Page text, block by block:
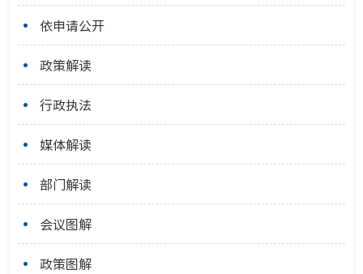
依申请公开
政策解读
行政执法
媒体解读
部门解读
会议图解
政策图解